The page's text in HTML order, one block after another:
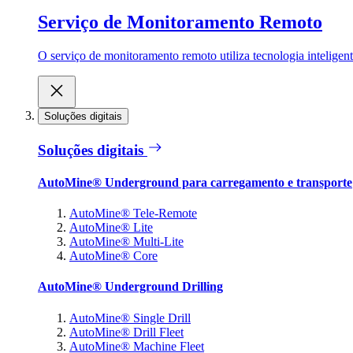
Serviço de Monitoramento Remoto
O serviço de monitoramento remoto utiliza tecnologia
Soluções digitais
Soluções digitais
AutoMine® Underground para carregamento e transporte
AutoMine® Tele-Remote
AutoMine® Lite
AutoMine® Multi-Lite
AutoMine® Core
AutoMine® Underground Drilling
AutoMine® Single Drill
AutoMine® Drill Fleet
AutoMine® Machine Fleet